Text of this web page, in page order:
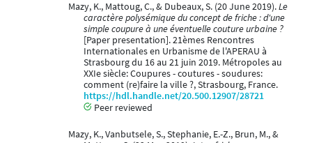
Mazy, K., Mattoug, C., & Dubeaux, S. (20 June 2019).Le
caractère polysémique du concept de friche : d'une
simple coupure à une éventuelle couture urbaine ?
[Paper presentation]. 21èmes Rencontres
Internationales en Urbanisme de l'APERAU à
Strasbourg du 16 au 21 juin 2019. Métropoles au
XXIe siècle: Coupures - coutures - soudures:
comment (re)faire la ville ?, Strasbourg, France.
https://hdl.handle.net/20.500.12907/28721
Peer reviewed
Mazy, K., Vanbutsele, S., Stephanie, E.-Z., Brun, M., &